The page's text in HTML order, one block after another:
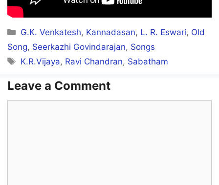
Enga mangalam kaakka vendum aiyanaarae
Enga mangalam kaakka vendum aiyanaarae
Enga mangalam kaakka vendum aiyanaarae
Nenjukku needhi undu aiyanaarae
Ingae neeyundu kaavalundu aiyanaarae
Categories
G.K. Venkatesh, Kannadasan, L. R. Eswari, Old
Song, Seerkazhi Govindarajan, Songs
Tags
K.R.Vijaya, Ravi Chandran, Sabatham
Leave a Comment